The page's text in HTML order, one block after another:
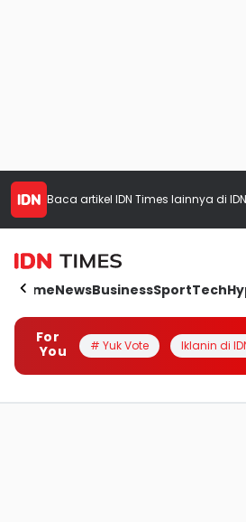
Baca artikel IDN Times lainnya di
HomeNewsBusinessSportTech
For
You
# Yuk Vote Iklanin di